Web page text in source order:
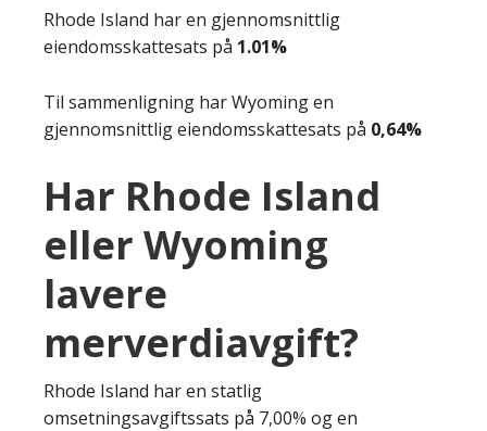
Rhode Island har en gjennomsnittlig
eiendomsskattesats på 1.01%
Til sammenligning har Wyoming en
gjennomsnittlig eiendomsskattesats på 0,64%
Har Rhode Island
eller Wyoming
lavere
merverdiavgift?
Rhode Island har en statlig
omsetningsavgiftssats på 7,00% og en